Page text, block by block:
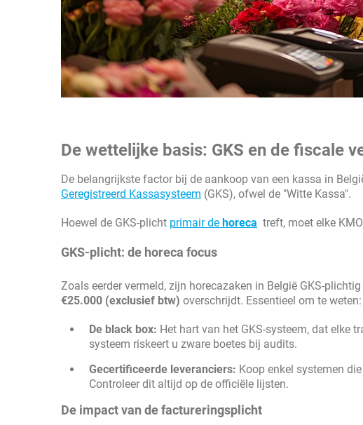
De wettelijke basis: GKS en de fiscale
De belangrijkste factor bij de aankoop van een kassa in
Geregistreerd Kassasysteem (GKS), ofwel de "Witte Kassa".
Hoewel de GKS-plicht primair de horeca treft, moet elke
GKS-plicht: de horeca focus
Zoals eerder vermeld, zijn horecazaken in België GKS-
€25.000 (exclusief btw) overschrijdt. Essentieel om te weten:
De black box: Het hart van het GKS-systeem, dat elke
systeem riskeert u zware boetes bij audits.
Gecertificeerde leveranciers: Koop enkel systemen
Controleer dit altijd op de officiële lijsten.
De impact van de factureringsplicht